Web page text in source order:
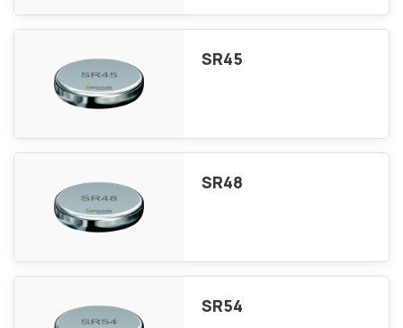
SR45
SR48
SR54